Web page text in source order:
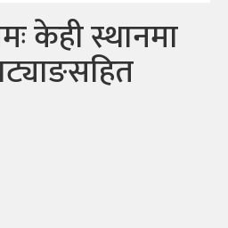
केही स्थानमा